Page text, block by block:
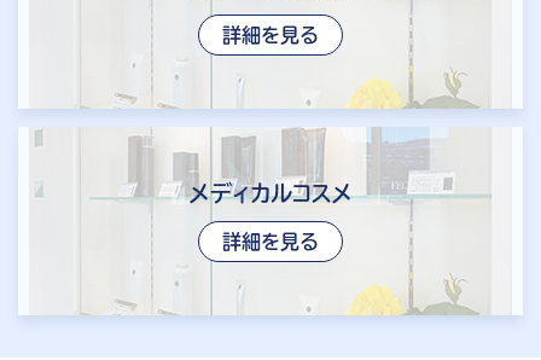
詳細を見る
メディカルコスメ
詳細を見る